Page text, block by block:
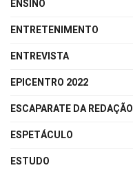
ENSINO
ENTRETENIMENTO
ENTREVISTA
EPICENTRO 2022
ESCAPARATE DA REDAÇÃO
ESPETÁCULO
ESTUDO